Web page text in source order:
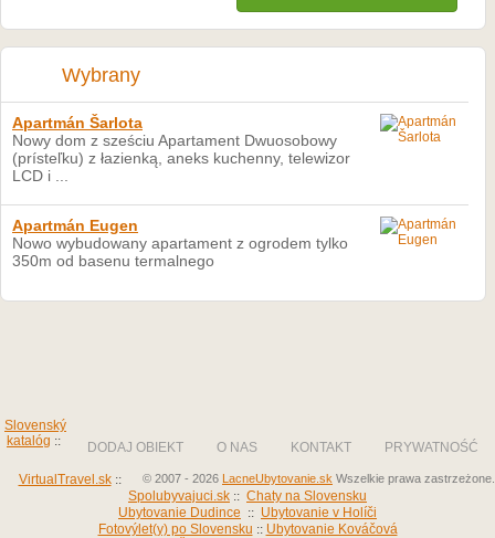
Wybrany
Apartmán Šarlota
Nowy dom z sześciu Apartament Dwuosobowy
(prísteľku) z łazienką, aneks kuchenny, telewizor
LCD i ...
Apartmán Eugen
Nowo wybudowany apartament z ogrodem tylko
350m od basenu termalnego
DODAJ OBIEKT O NAS KONTAKT PRYWATNOŚĆ
© 2007 - 2026 LacneUbytovanie.sk Wszelkie prawa zastrzeżone.
Slovenský
katalóg ::
VirtualTravel.sk::
Spolubyvajuci.sk :: Chaty na Slovensku
Ubytovanie Dudince :: Ubytovanie v Holíči
Fotovýlet(y) po Slovensku :: Ubytovanie Kováčová